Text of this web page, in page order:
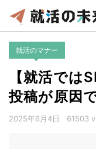
就活のマナー
【就活では
投稿が原因
2025年6月4日 61503